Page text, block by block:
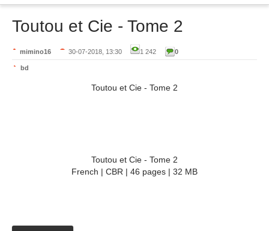
Toutou et Cie - Tome 2
mimino16 30-07-2018, 13:30 1 242 0
bd
Toutou et Cie - Tome 2
Toutou et Cie - Tome 2
French | CBR | 46 pages | 32 MB